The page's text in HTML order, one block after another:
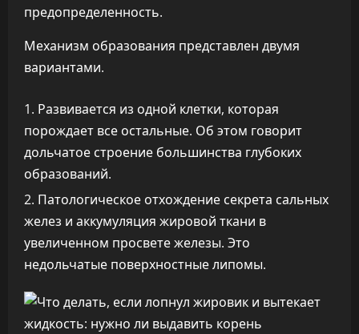
предопределенность.
Механизм образования представлен двумя
вариантами.
Развивается из одной клетки, которая
порождает все остальные. Об этом говорит
дольчатое строение большинства глубоких
образований.
Патологическое отхождение секрета сальных
желез и аккумуляция жировой ткани в
увеличенном просвете железы. Это
недольчатые поверхностные липомы.